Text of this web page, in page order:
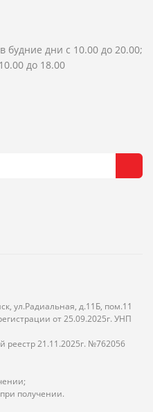
будние дни с 10.00 до 20.00;
до 18.00
ул.Радиальная, д.11Б, пом.11
от 25.09.2025г. УНП
реестр 21.11.2025г. №762056
получении.